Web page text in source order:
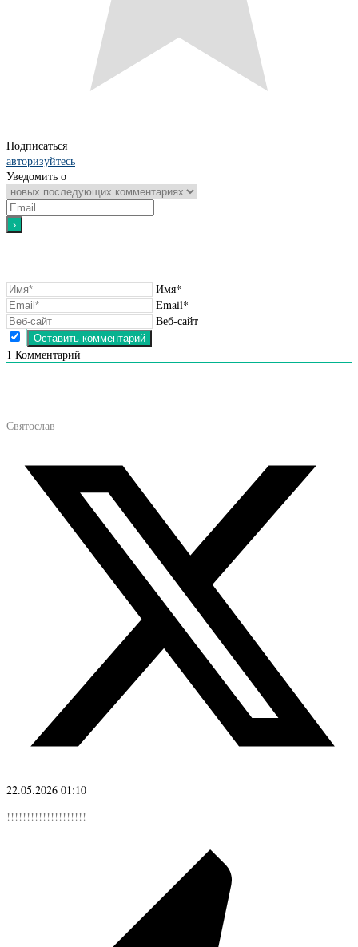
Подписаться
авторизуйтесь
Уведомить о
Имя*
Email*
Веб-сайт
1 Комментарий
Святослав
22.05.2026 01:10
!!!!!!!!!!!!!!!!!!!!